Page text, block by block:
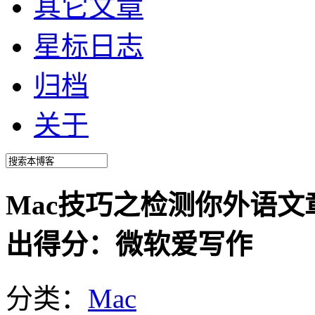
其它文章
星标日志
归档
关于
Mac技巧之检测你外语
出得分：微软爱写作
分类： Mac